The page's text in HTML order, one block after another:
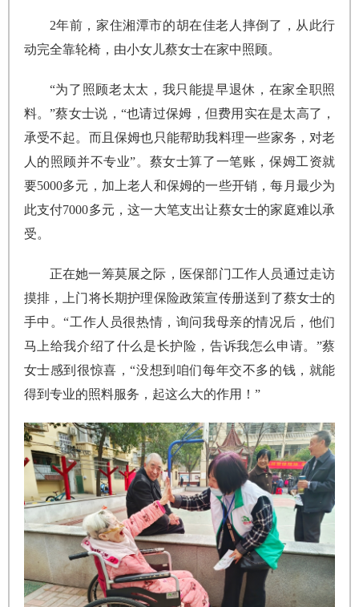
2年前，家住湘潭市的胡在佳老人摔倒了，从此行
动完全靠轮椅，由小女儿蔡女士在家中照顾。
“为了照顾老太太，我只能提早退休，在家全职照
料。”蔡女士说，“也请过保姆，但费用实在是太高了，
承受不起。而且保姆也只能帮助我料理一些家务，对老
人的照顾并不专业”。蔡女士算了一笔账，保姆工资就
要5000多元，加上老人和保姆的一些开销，每月最少为
此支付7000多元，这一大笔支出让蔡女士的家庭难以承
受。
正在她一筹莫展之际，医保部门工作人员通过走访
摸排，上门将长期护理保险政策宣传册送到了蔡女士的
手中。“工作人员很热情，询问我母亲的情况后，他们
马上给我介绍了什么是长护险，告诉我怎么申请。”蔡
女士感到很惊喜，“没想到咱们每年交不多的钱，就能
得到专业的照料服务，起这么大的作用！”